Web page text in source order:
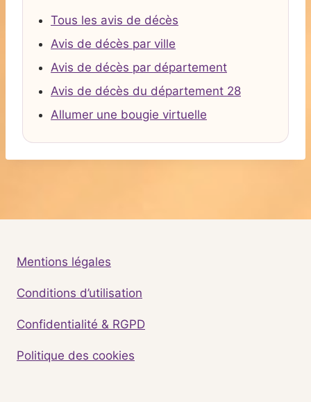
Tous les avis de décès
Avis de décès par ville
Avis de décès par département
Avis de décès du département 28
Allumer une bougie virtuelle
Mentions légales
Conditions d’utilisation
Confidentialité & RGPD
Politique des cookies